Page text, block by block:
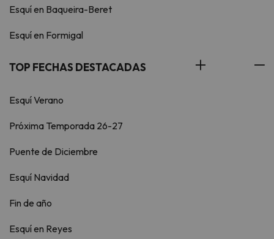
Esquí en Baqueira-Beret
Esquí en Formigal
TOP FECHAS DESTACADAS
Esquí Verano
Próxima Temporada 26-27
Puente de Diciembre
Esquí Navidad
Fin de año
Esquí en Reyes